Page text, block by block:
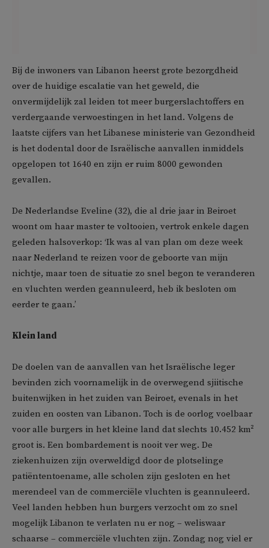
Bij de inwoners van Libanon heerst grote bezorgdheid
over de huidige escalatie van het geweld, die
onvermijdelijk zal leiden tot meer burgerslachtoffers en
verdergaande verwoestingen in het land. Volgens de
laatste cijfers van het Libanese ministerie van Gezondheid
is het dodental door de Israëlische aanvallen inmiddels
opgelopen tot 1640 en zijn er ruim 8000 gewonden
gevallen.
De Nederlandse Eveline (32), die al drie jaar in Beiroet
woont om haar master te voltooien, vertrok enkele dagen
geleden halsoverkop: ‘Ik was al van plan om deze week
naar Nederland te reizen voor de geboorte van mijn
nichtje, maar toen de situatie zo snel begon te veranderen
en vluchten werden geannuleerd, heb ik besloten om
eerder te gaan.’
Klein land
De doelen van de aanvallen van het Israëlische leger
bevinden zich voornamelijk in de overwegend sjiitische
buitenwijken in het zuiden van Beiroet, evenals in het
zuiden en oosten van Libanon. Toch is de oorlog voelbaar
voor alle burgers in het kleine land dat slechts 10.452 km²
groot is. Een bombardement is nooit ver weg. De
ziekenhuizen zijn overweldigd door de plotselinge
patiëntentoename, alle scholen zijn gesloten en het
merendeel van de commerciële vluchten is geannuleerd.
Veel landen hebben hun burgers verzocht om zo snel
mogelijk Libanon te verlaten nu er nog – weliswaar
schaarse – commerciële vluchten zijn. Zondag nog viel er